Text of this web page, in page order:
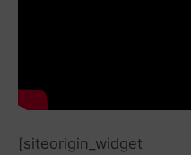
[siteorigin_widget